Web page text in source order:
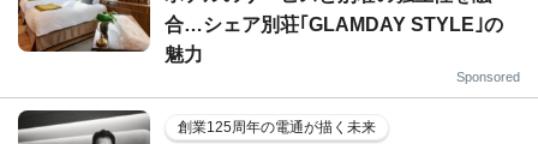
合…シェア別荘｢GLAMDAY STYLE｣の
魅力
Sponsored
創業125周年の電通が描く未来